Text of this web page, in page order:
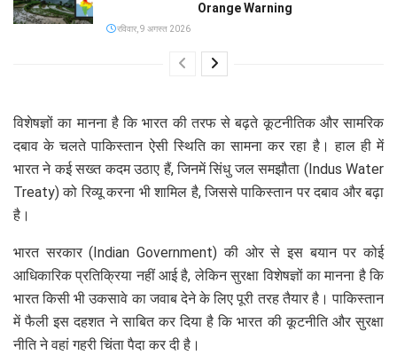
Orange Warning
रविवार, 9 अगस्त 2026
विशेषज्ञों का मानना है कि भारत की तरफ से बढ़ते कूटनीतिक और सामरिक
दबाव के चलते पाकिस्तान ऐसी स्थिति का सामना कर रहा है। हाल ही में
भारत ने कई सख्त कदम उठाए हैं, जिनमें सिंधु जल समझौता (Indus Water
Treaty) को रिव्यू करना भी शामिल है, जिससे पाकिस्तान पर दबाव और बढ़ा
है।
भारत सरकार (Indian Government) की ओर से इस बयान पर कोई
आधिकारिक प्रतिक्रिया नहीं आई है, लेकिन सुरक्षा विशेषज्ञों का मानना है कि
भारत किसी भी उकसावे का जवाब देने के लिए पूरी तरह तैयार है। पाकिस्तान
में फैली इस दहशत ने साबित कर दिया है कि भारत की कूटनीति और सुरक्षा
नीति ने वहां गहरी चिंता पैदा कर दी है।